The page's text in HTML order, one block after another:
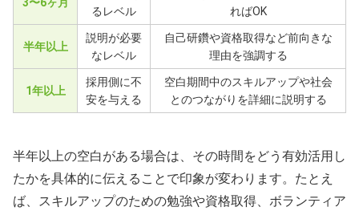
3〜6ヶ月
るレベル
ればOK
半年以上
説明が必要
なレベル
自己研鑽や資格取得など前向きな
理由を強調する
1年以上
採用側に不
安を与える
空白期間中のスキルアップや社会
とのつながりを詳細に説明する
半年以上の空白がある場合は、その時間をどう有効活用し
たかを具体的に伝えることで印象が変わります。たとえ
ば、スキルアップのための勉強や資格取得、ボランティア